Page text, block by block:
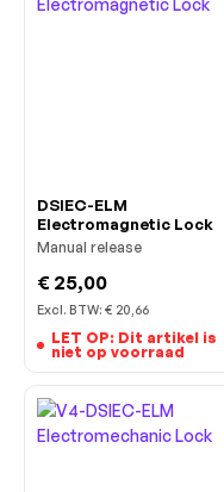
DSIEC-ELM
Electromagnetic Lock
Manual release
€ 25,00
Excl. BTW: € 20,66
LET OP: Dit artikel is
niet op voorraad